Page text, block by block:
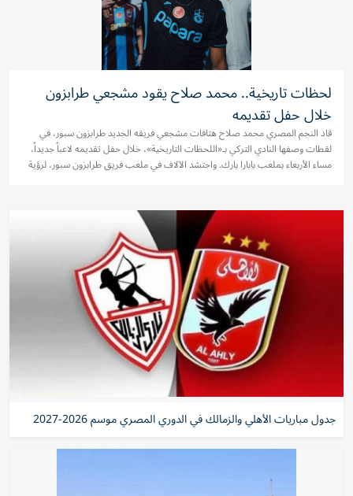
لحظات تاريخية.. محمد صلاح يقود مشجعي طرابزون
خلال حفل تقديمه
قاد النجم المصري محمد صلاح هتافات مشجعي فريقه الجديد طرابزون سبور، في
لقطات وصفها النادي التركي بـ«اللحظات التاريخية»، خلال حفل تقديمه لاعباً جديداً،
مساء الأربعاء بملعب بابارا بارك. واحتشد الآلاف في ملعب فريق طرابزون سبور، لرؤية
جدول مباريات الأهلي والزمالك في الدوري المصري موسم 2026-2027